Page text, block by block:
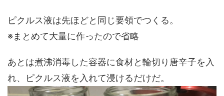
ピクルス液は先ほどと同じ要領でつくる。
※まとめて大量に作ったので省略
あとは煮沸消毒した容器に食材と輪切り唐辛子を入
れ、ピクルス液を入れて浸けるだけだ。